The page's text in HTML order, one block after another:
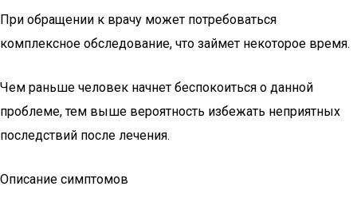
При обращении к врачу может потребоваться
комплексное обследование, что займет некоторое время.
Чем раньше человек начнет беспокоиться о данной
проблеме, тем выше вероятность избежать неприятных
последствий после лечения.
Описание симптомов